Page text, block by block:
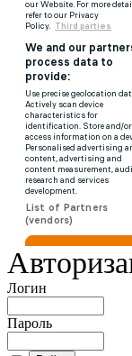
Логин
Пароль